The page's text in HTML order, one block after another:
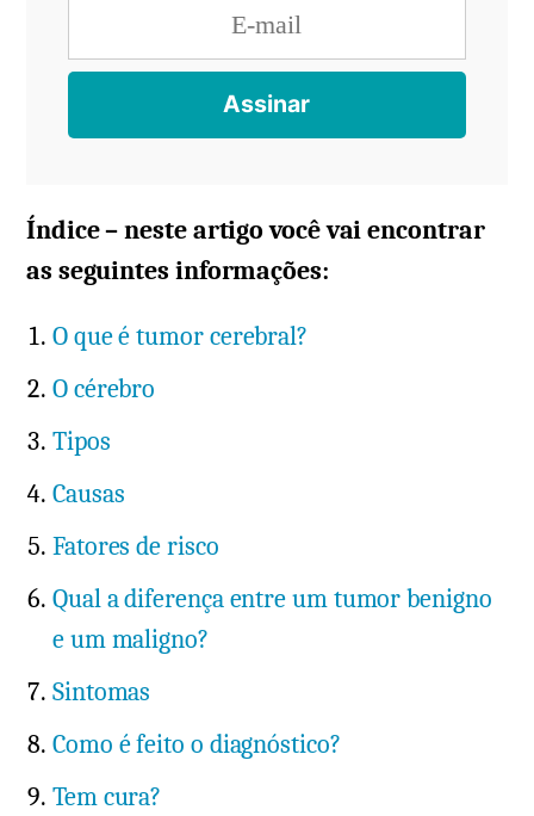
Índice – neste artigo você vai encontrar
as seguintes informações:
O que é tumor cerebral?
O cérebro
Tipos
Causas
Fatores de risco
Qual a diferença entre um tumor benigno
e um maligno?
Sintomas
Como é feito o diagnóstico?
Tem cura?